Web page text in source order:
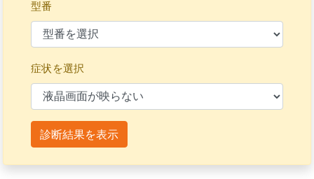
型番
症状を選択
診断結果を表示